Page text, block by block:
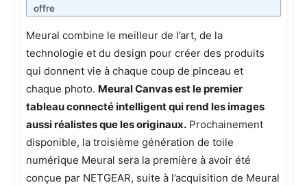
offre
Meural combine le meilleur de l’art, de la
technologie et du design pour créer des produits
qui donnent vie à chaque coup de pinceau et
chaque photo. Meural Canvas est le premier
tableau connecté intelligent qui rend les images
aussi réalistes que les originaux. Prochainement
disponible, la troisième génération de toile
numérique Meural sera la première à avoir été
conçue par NETGEAR, suite à l’acquisition de Meural